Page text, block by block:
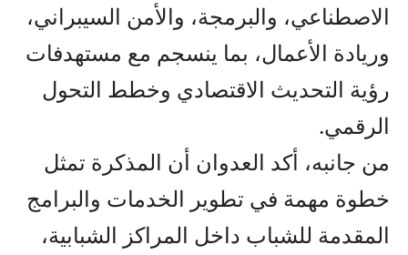
الاصطناعي، والبرمجة، والأمن السيبراني،
وريادة الأعمال، بما ينسجم مع مستهدفات
رؤية التحديث الاقتصادي وخطط التحول
الرقمي.
من جانبه، أكد العدوان أن المذكرة تمثل
خطوة مهمة في تطوير الخدمات والبرامج
المقدمة للشباب داخل المراكز الشبابية،